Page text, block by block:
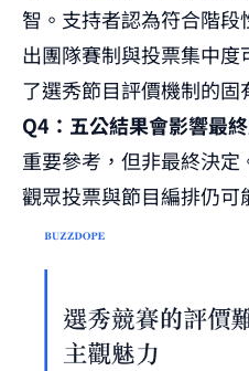
智。支持者認為符合階
出團隊賽制與投票集中
了選秀節目評價機制的固
Q4：五公結果會影響最
重要參考，但非最終決定
觀眾投票與節目編排仍可